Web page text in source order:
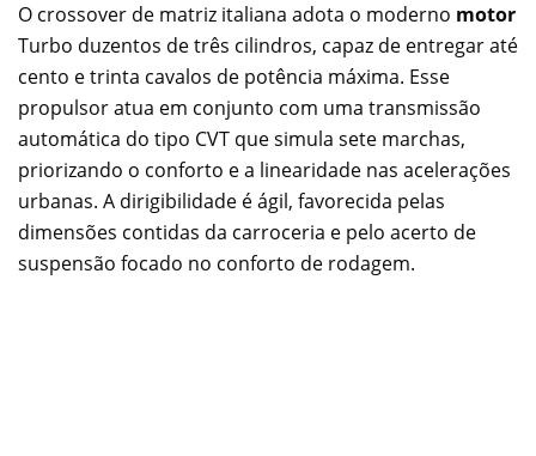
O crossover de matriz italiana adota o moderno motor
Turbo duzentos de três cilindros, capaz de entregar até
cento e trinta cavalos de potência máxima. Esse
propulsor atua em conjunto com uma transmissão
automática do tipo CVT que simula sete marchas,
priorizando o conforto e a linearidade nas acelerações
urbanas. A dirigibilidade é ágil, favorecida pelas
dimensões contidas da carroceria e pelo acerto de
suspensão focado no conforto de rodagem.